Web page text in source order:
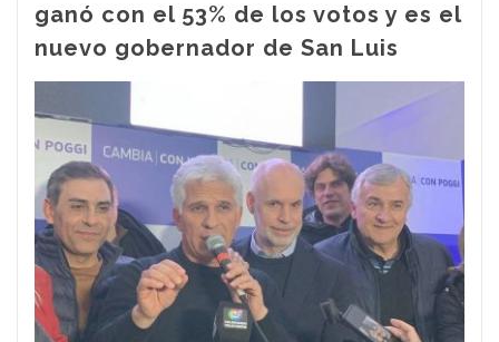
ganó con el 53% de los votos y es el
nuevo gobernador de San Luis